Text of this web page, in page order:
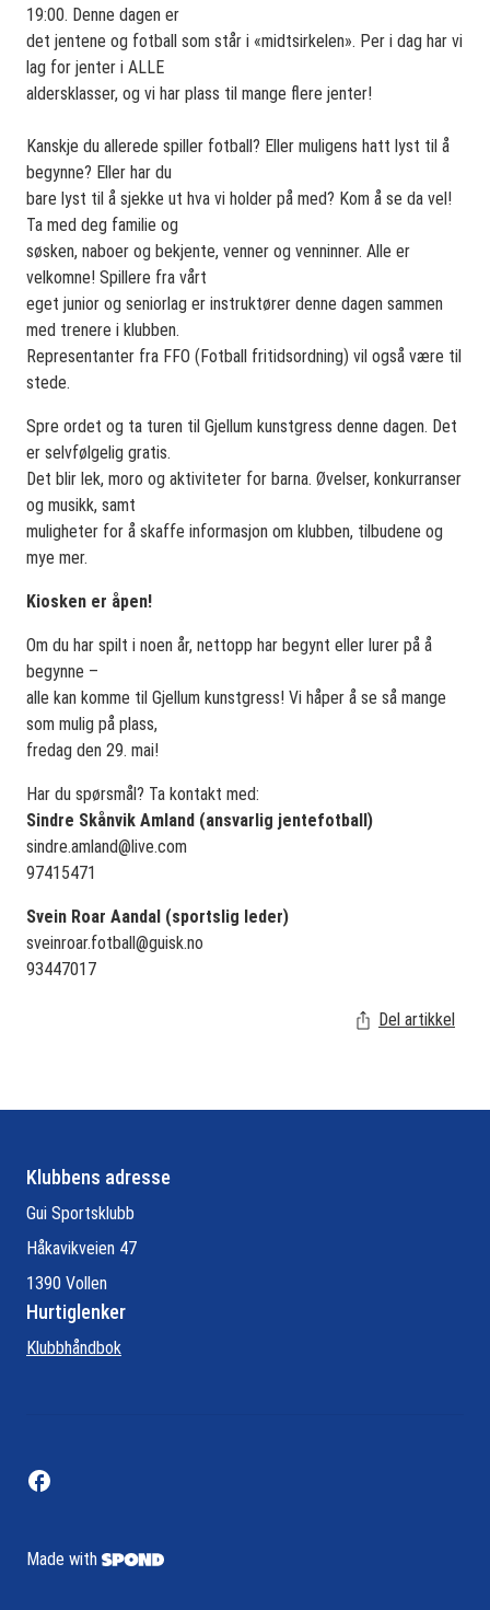
19:00. Denne dagen er
det jentene og fotball som står i «midtsirkelen». Per i dag har vi
lag for jenter i ALLE
aldersklasser, og vi har plass til mange flere jenter!
Kanskje du allerede spiller fotball? Eller muligens hatt lyst til å
begynne? Eller har du
bare lyst til å sjekke ut hva vi holder på med? Kom å se da vel!
Ta med deg familie og
søsken, naboer og bekjente, venner og venninner. Alle er
velkomne! Spillere fra vårt
eget junior og seniorlag er instruktører denne dagen sammen
med trenere i klubben.
Representanter fra FFO (Fotball fritidsordning) vil også være til
stede.
Spre ordet og ta turen til Gjellum kunstgress denne dagen. Det
er selvfølgelig gratis.
Det blir lek, moro og aktiviteter for barna. Øvelser, konkurranser
og musikk, samt
muligheter for å skaffe informasjon om klubben, tilbudene og
mye mer.
Kiosken er åpen!
Om du har spilt i noen år, nettopp har begynt eller lurer på å
begynne –
alle kan komme til Gjellum kunstgress! Vi håper å se så mange
som mulig på plass,
fredag den 29. mai!
Har du spørsmål? Ta kontakt med:
Sindre Skånvik Amland (ansvarlig jentefotball)
sindre.amland@live.com
97415471
Svein Roar Aandal (sportslig leder)
sveinroar.fotball@guisk.no
93447017
Del artikkel
Klubbens adresse
Gui Sportsklubb
Håkavikveien 47
1390 Vollen
Hurtiglenker
Klubbhåndbok
Made with